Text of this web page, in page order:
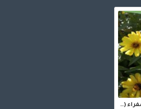
بذور الزينيا القزمي الصفراء (zinniz angustifolia)